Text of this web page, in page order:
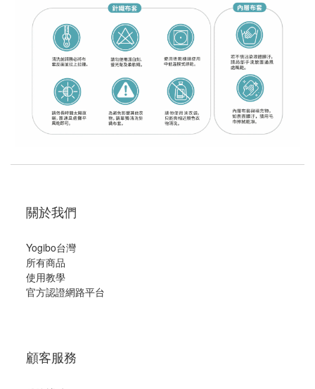
關於我們
Yogibo台灣
所有商品
使用教學
官方認證網路平台
顧客服務